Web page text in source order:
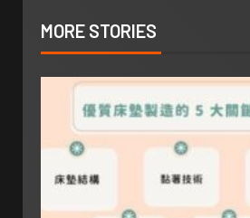
MORE STORIES